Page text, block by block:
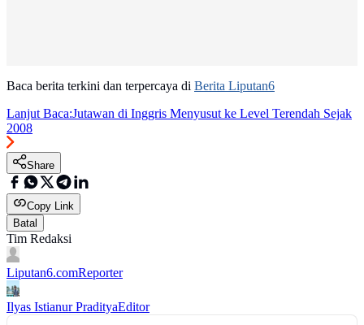
Baca berita terkini dan terpercaya di Berita Liputan6
Lanjut Baca:Jutawan di Inggris Menyusut ke Level Terendah Sejak
2008
Share
Copy Link
Batal
Tim Redaksi
Liputan6.comReporter
Ilyas Istianur PradityaEditor